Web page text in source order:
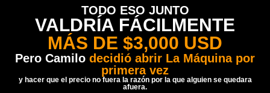
TODO ESO JUNTO
VALDRÍA FÁCILMENTE
MÁS DE $3,000 USD
Pero Camilo decidió abrir La Máquina por
primera vez
y hacer que el precio no fuera la razón por la que alguien se quedara
afuera.